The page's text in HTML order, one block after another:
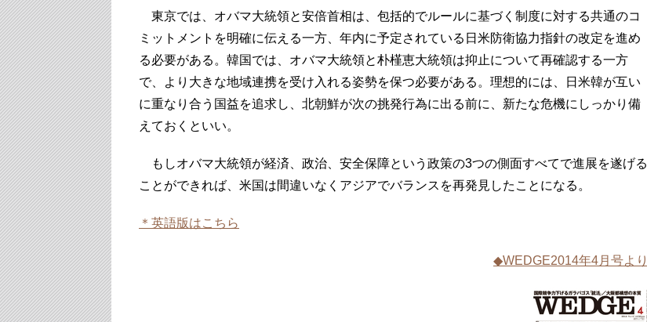
東京では、オバマ大統領と安倍首相は、包括的でルールに基づく制度に対する共通のコ
ミットメントを明確に伝える一方、年内に予定されている日米防衛協力指針の改定を進め
る必要がある。韓国では、オバマ大統領と朴槿恵大統領は抑止について再確認する一方
で、より大きな地域連携を受け入れる姿勢を保つ必要がある。理想的には、日米韓が互い
に重なり合う国益を追求し、北朝鮮が次の挑発行為に出る前に、新たな危機にしっかり備
えておくといい。
もしオバマ大統領が経済、政治、安全保障という政策の3つの側面すべてで進展を遂げる
ことができれば、米国は間違いなくアジアでバランスを再発見したことになる。
＊英語版はこちら
◆WEDGE2014年4月号より